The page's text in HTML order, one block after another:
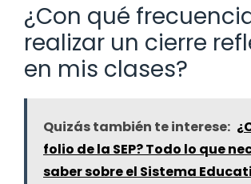
¿Con qué
realizar un cierre
en mis clases?
Quizás también te interese:
folio de la SEP? Todo lo que
saber sobre el Sistema